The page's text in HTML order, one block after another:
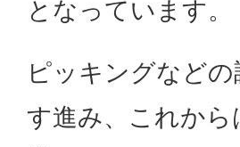
となっています。
ピッキングなど
す進み、これか